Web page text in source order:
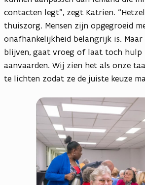
contacten legt”, zegt Katrien.
thuiszorg. Mensen zijn opgegroeid
onafhankelijkheid belangrijk is.
blijven, gaat vroeg of laat toch hulp
aanvaarden. Wij zien het als onze
te lichten zodat ze de juiste keuze